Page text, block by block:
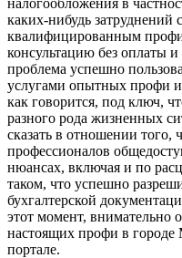
каких-нибудь затруднений
квалифицированным
консультацию без оплаты
проблема успешно
услугами опытных профи и
как говорится, под ключ,
разного рода жизненных
сказать в отношении того,
профессионалов
нюансах, включая и по
таком, что успешно
бухгалтерской
этот момент, внимательно
настоящих профи в
портале.